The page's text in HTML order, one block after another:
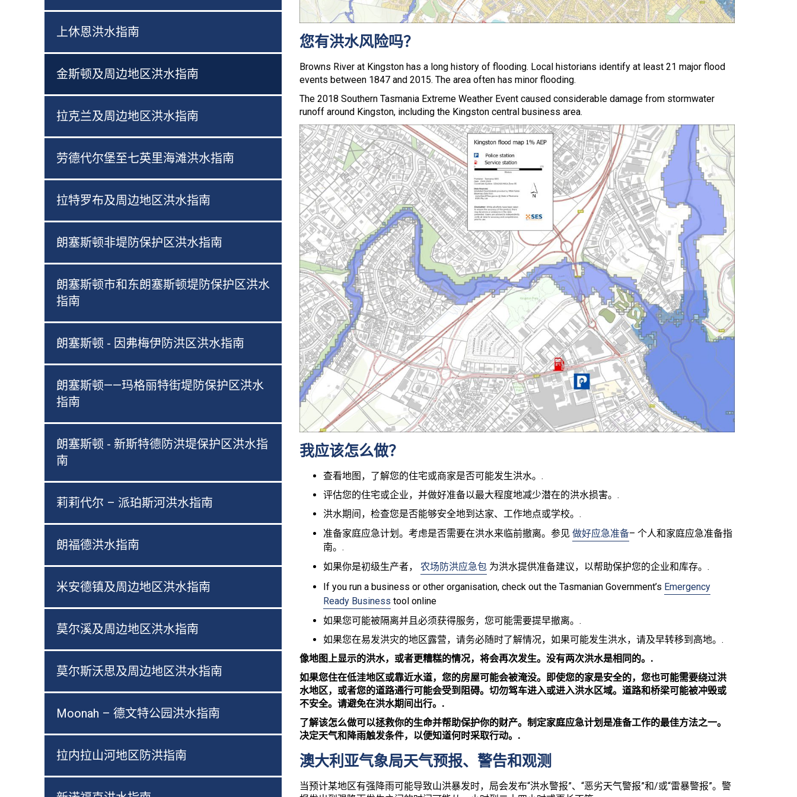
上休恩洪水指南
金斯顿及周边地区洪水指南
拉克兰及周边地区洪水指南
劳德代尔堡至七英里海滩洪水指南
拉特罗布及周边地区洪水指南
朗塞斯顿非堤防保护区洪水指南
朗塞斯顿市和东朗塞斯顿堤防保护区洪水
指南
朗塞斯顿 - 因弗梅伊防洪区洪水指南
朗塞斯顿——玛格丽特街堤防保护区洪水
指南
朗塞斯顿 - 新斯特德防洪堤保护区洪水指
南
莉莉代尔 – 派珀斯河洪水指南
朗福德洪水指南
米安德镇及周边地区洪水指南
莫尔溪及周边地区洪水指南
莫尔斯沃思及周边地区洪水指南
Moonah – 德文特公园洪水指南
拉内拉山河地区防洪指南
您有洪水风险吗？
Browns River at Kingston has a long history of flooding. Local historians identify at least 21 major flood
events between 1847 and 2015. The area often has minor flooding.
The 2018 Southern Tasmania Extreme Weather Event caused considerable damage from stormwater
runoff around Kingston, including the Kingston central business area.
我应该怎么做？
查看地图，了解您的住宅或商家是否可能发生洪水。.
评估您的住宅或企业，并做好准备以最大程度地减少潜在的洪水损害。.
洪水期间，检查您是否能够安全地到达家、工作地点或学校。.
准备家庭应急计划。考虑是否需要在洪水来临前撤离。参见 做好应急准备– 个人和家庭应急准备指
南。.
如果你是初级生产者， 农场防洪应急包 为洪水提供准备建议，以帮助保护您的企业和库存。.
If you run a business or other organisation, check out the Tasmanian Government’s Emergency
Ready Business tool online
如果您可能被隔离并且必须获得服务，您可能需要提早撤离。.
如果您在易发洪灾的地区露营，请务必随时了解情况，如果可能发生洪水，请及早转移到高地。.
像地图上显示的洪水，或者更糟糕的情况，将会再次发生。没有两次洪水是相同的。.
如果您住在低洼地区或靠近水道，您的房屋可能会被淹没。即使您的家是安全的，您也可能需要绕过洪
水地区，或者您的道路通行可能会受到阻碍。切勿驾车进入或进入洪水区域。道路和桥梁可能被冲毁或
不安全。请避免在洪水期间出行。.
了解该怎么做可以拯救你的生命并帮助保护你的财产。制定家庭应急计划是准备工作的最佳方法之一。
决定天气和降雨触发条件，以便知道何时采取行动。.
澳大利亚气象局天气预报、警告和观测
当预计某地区有强降雨可能导致山洪暴发时，局会发布“洪水警报”、“恶劣天气警报”和/或“雷暴警报”。警